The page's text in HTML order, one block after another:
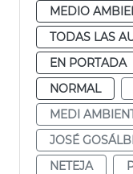
MEDIO
TODAS LAS
EN PORTADA
NORMAL
MEDI
JOSÉ
NETEJA